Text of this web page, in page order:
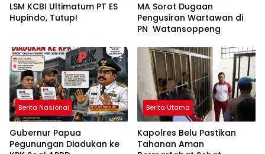
LSM KCBI Ultimatum PT ES
Hupindo, Tutup!
MA Sorot Dugaan
Pengusiran Wartawan di
PN Watansoppeng
Berita Nasional
Gubernur Papua
Pegunungan Diadukan ke
Berita Utama
Kapolres Belu Pastikan
Tahanan Aman